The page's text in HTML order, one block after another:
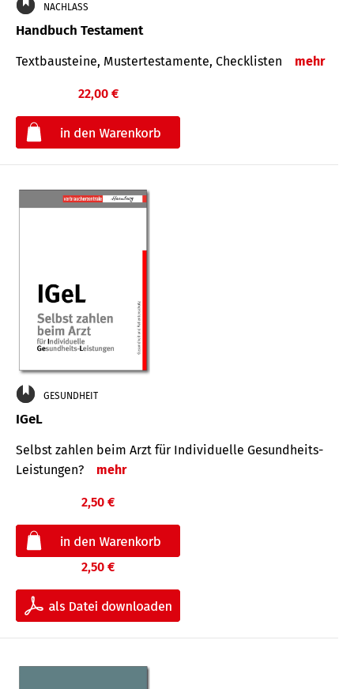
NACHLASS
Handbuch Testament
Textbausteine, Mustertestamente, Checklisten mehr
22,00 €
GESUNDHEIT
IGeL
Selbst zahlen beim Arzt für Indi­vidu­elle Gesund­heits-
Leis­tungen?
mehr
2,50 €
2,50 €